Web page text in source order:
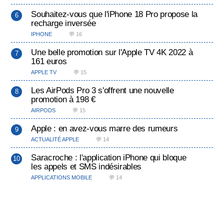
Souhaitez-vous que l'iPhone 18 Pro propose la
recharge inversée
IPHONE 💬 16
Une belle promotion sur l'Apple TV 4K 2022 à
161 euros
APPLE TV 💬 15
Les AirPods Pro 3 s'offrent une nouvelle
promotion à 198 €
AIRPODS 💬 15
Apple : en avez-vous marre des rumeurs
ACTUALITÉ APPLE 💬 14
Saracroche : l'application iPhone qui bloque
les appels et SMS indésirables
APPLICATIONS MOBILE 💬 14